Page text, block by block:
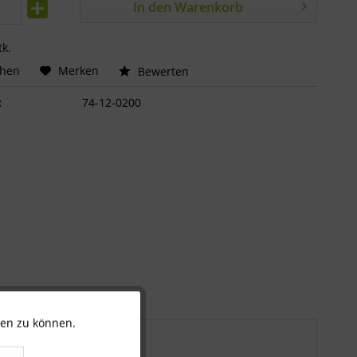
In den Warenkorb
Merken Bewerten
74-12-0200
Aktiv
zu können.